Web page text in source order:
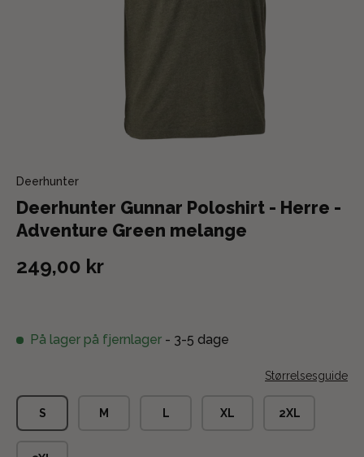
Deerhunter
Deerhunter Gunnar Poloshirt - Herre -
Adventure Green melange
249,00 kr
På lager på fjernlager - 3-5 dage
Størrelsesguide
S M L XL 2XL